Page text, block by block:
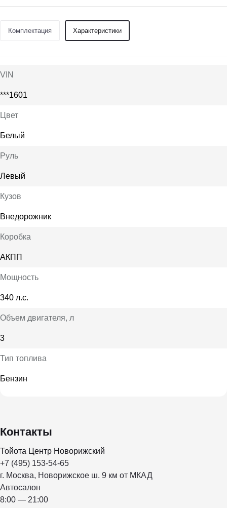
Комплектация Характеристики
VIN
***1601
Цвет
Белый
Руль
Левый
Кузов
Внедорожник
Коробка
АКПП
Мощность
340 л.с.
Объем двигателя, л
3
Тип топлива
Бензин
Контакты
Тойота Центр Новорижский
+7 (495) 153-54-65
г. Москва, Новорижское ш. 9 км от МКАД
Автосалон
8:00 — 21:00